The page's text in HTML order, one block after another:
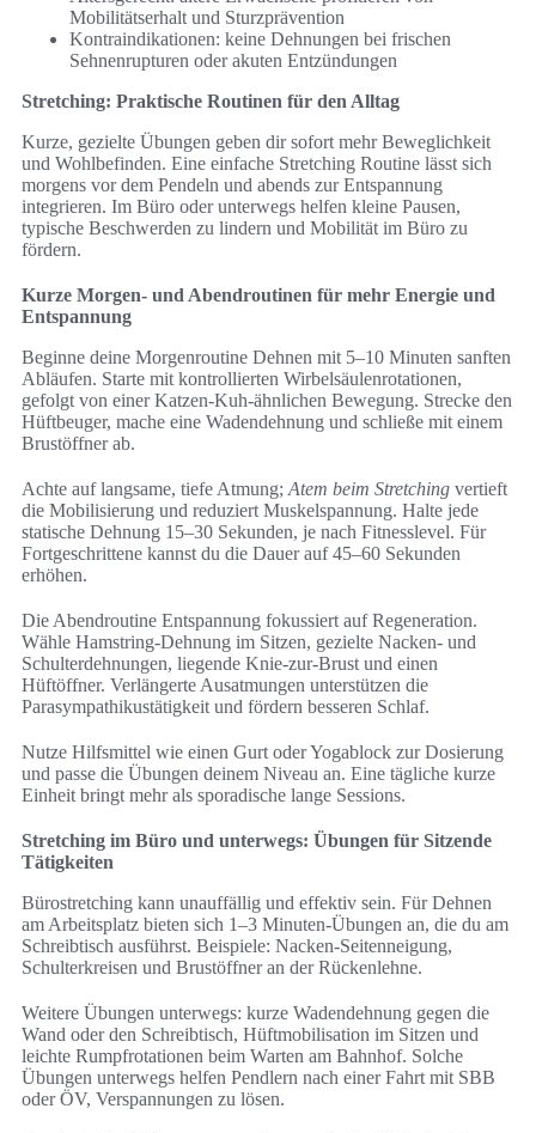
Mobilitätserhalt und Sturzprävention
Kontraindikationen: keine Dehnungen bei frischen
Sehnenrupturen oder akuten Entzündungen
Stretching: Praktische Routinen für den Alltag
Kurze, gezielte Übungen geben dir sofort mehr Beweglichkeit
und Wohlbefinden. Eine einfache Stretching Routine lässt sich
morgens vor dem Pendeln und abends zur Entspannung
integrieren. Im Büro oder unterwegs helfen kleine Pausen,
typische Beschwerden zu lindern und Mobilität im Büro zu
fördern.
Kurze Morgen- und Abendroutinen für mehr Energie und
Entspannung
Beginne deine Morgenroutine Dehnen mit 5–10 Minuten sanften
Abläufen. Starte mit kontrollierten Wirbelsäulenrotationen,
gefolgt von einer Katzen-Kuh-ähnlichen Bewegung. Strecke den
Hüftbeuger, mache eine Wadendehnung und schließe mit einem
Brustöffner ab.
Achte auf langsame, tiefe Atmung; Atem beim Stretching vertieft
die Mobilisierung und reduziert Muskelspannung. Halte jede
statische Dehnung 15–30 Sekunden, je nach Fitnesslevel. Für
Fortgeschrittene kannst du die Dauer auf 45–60 Sekunden
erhöhen.
Die Abendroutine Entspannung fokussiert auf Regeneration.
Wähle Hamstring-Dehnung im Sitzen, gezielte Nacken- und
Schulterdehnungen, liegende Knie-zur-Brust und einen
Hüftöffner. Verlängerte Ausatmungen unterstützen die
Parasympathikustätigkeit und fördern besseren Schlaf.
Nutze Hilfsmittel wie einen Gurt oder Yogablock zur Dosierung
und passe die Übungen deinem Niveau an. Eine tägliche kurze
Einheit bringt mehr als sporadische lange Sessions.
Stretching im Büro und unterwegs: Übungen für Sitzende
Tätigkeiten
Bürostretching kann unauffällig und effektiv sein. Für Dehnen
am Arbeitsplatz bieten sich 1–3 Minuten-Übungen an, die du am
Schreibtisch ausführst. Beispiele: Nacken-Seitenneigung,
Schulterkreisen und Brustöffner an der Rückenlehne.
Weitere Übungen unterwegs: kurze Wadendehnung gegen die
Wand oder den Schreibtisch, Hüftmobilisation im Sitzen und
leichte Rumpfrotationen beim Warten am Bahnhof. Solche
Übungen unterwegs helfen Pendlern nach einer Fahrt mit SBB
oder ÖV, Verspannungen zu lösen.